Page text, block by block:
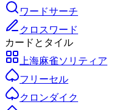
ワードサーチ
クロスワード
カードとタイル
上海麻雀ソリティア
フリーセル
クロンダイク